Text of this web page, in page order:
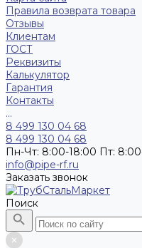
Правила возврата товара
Отзывы
Клиентам
ГОСТ
Реквизиты
Калькулятор
Гарантия
Контакты
...
8 499 130 04 68
8 499 130 04 68
Пн-Чт: 8:00-18:00 Пт:
info@pipe-rf.ru
Заказать звонок
Поиск